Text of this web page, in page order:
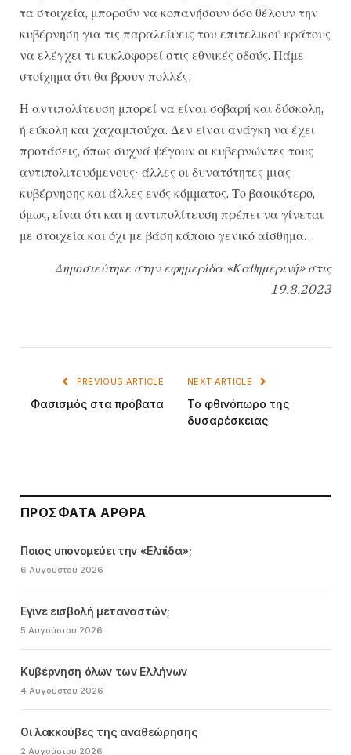
τα στοιχεία, μπορούν να κοπανήσουν όσο θέλουν την
κυβέρνηση για τις παραλείψεις του επιτελικού κράτους
να ελέγχει τι κυκλοφορεί στις εθνικές οδούς. Πάμε
στοίχημα ότι θα βρουν πολλές;
Η αντιπολίτευση μπορεί να είναι σοβαρή και δύσκολη,
ή εύκολη και χαχαμπούχα. Δεν είναι ανάγκη να έχει
προτάσεις, όπως συχνά ψέγουν οι κυβερνώντες τους
αντιπολιτευόμενους· άλλες οι δυνατότητες μιας
κυβέρνησης και άλλες ενός κόμματος. Το βασικότερο,
όμως, είναι ότι και η αντιπολίτευση πρέπει να γίνεται
με στοιχεία και όχι με βάση κάποιο γενικό αίσθημα…
Δημοσιεύτηκε στην εφημερίδα «Καθημερινή» στις
19.8.2023
PREVIOUS ARTICLE
Φασισμός στα πρόβατα
NEXT ARTICLE
Το φθινόπωρο της
δυσαρέσκειας
ΠΡΌΣΦΑΤΑ ΆΡΘΡΑ
Ποιος υπονομεύει την «Ελπίδα»;
6 Αυγούστου 2026
Εγινε εισβολή μεταναστών;
5 Αυγούστου 2026
Κυβέρνηση όλων των Ελλήνων
4 Αυγούστου 2026
Οι λακκούβες της αναθεώρησης
2 Αυγούστου 2026